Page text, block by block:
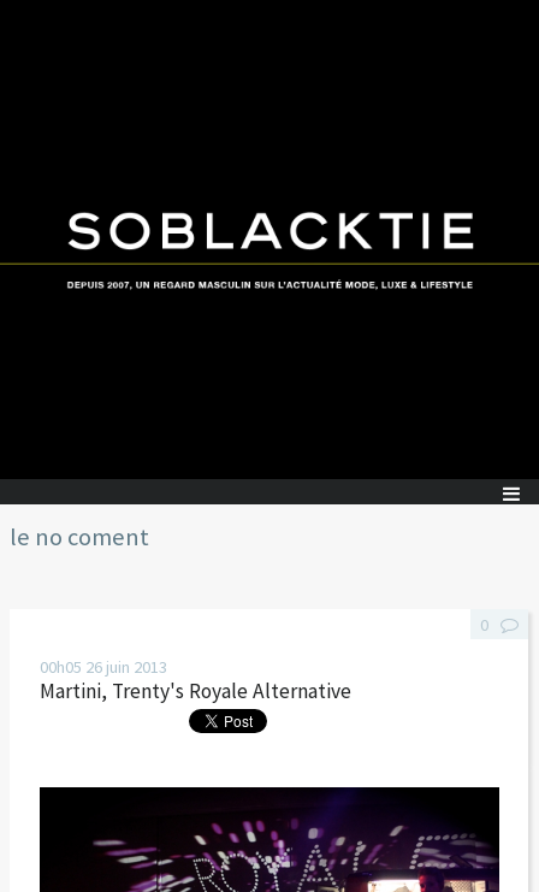
le no coment
00h05 26 juin 2013
Martini, Trenty's Royale Alternative
0